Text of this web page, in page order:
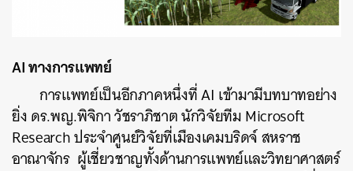
AI ทางการแพทย์
การแพทย์เป็นอีกภาคหนึ่งที่ AI เข้ามามีบทบาทอย่าง
ยิ่ง ดร.พญ.พิจิกา วัชราภิชาต นักวิจัยทีม Microsoft
Research ประจำศูนย์วิจัยที่เมืองเคมบริดจ์ สหราช
อาณาจักร ผู้เชี่ยวชาญทั้งด้านการแพทย์และวิทยาศาสตร์